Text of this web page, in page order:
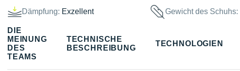
Dämpfung: Exzellent Gewicht des Schuhs:
DIE
MEINUNG
DES
TEAMS
TECHNISCHE
BESCHREIBUNG
TECHNOLOGIEN